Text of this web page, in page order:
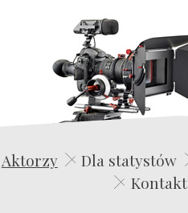
Aktorzy Dla statystów
Kontakt